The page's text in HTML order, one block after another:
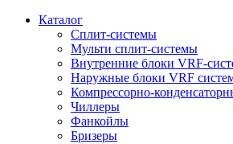
Каталог
Сплит-системы
Мульти сплит-системы
Внутренние блоки VRF-
Наружные блоки VRF
Компрессорно-
Чиллеры
Фанкойлы
Бризеры